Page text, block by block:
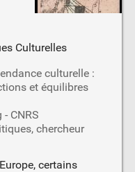
culturelle :
et équilibres
CNRS
chercheur
certains